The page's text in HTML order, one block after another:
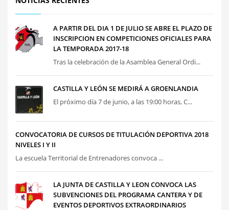
A PARTIR DEL DIA 1 DE JULIO SE ABRE EL PLAZO DE
INSCRIPCION EN COMPETICIONES OFICIALES PARA
LA TEMPORADA 2017-18
Tras la celebración de la Asamblea General Ordi...
CASTILLA Y LEÓN SE MEDIRÁ A GROENLANDIA
El próximo día 7 de junio, a las 19:00 horas, C...
CONVOCATORIA DE CURSOS DE TITULACIÓN DEPORTIVA 2018
NIVELES I Y II
La escuela Territorial de Entrenadores convoca ...
LA JUNTA DE CASTILLA Y LEON CONVOCA LAS
SUBVENCIONES DEL PROGRAMA CANTERA Y DE
EVENTOS DEPORTIVOS EXTRAORDINARIOS